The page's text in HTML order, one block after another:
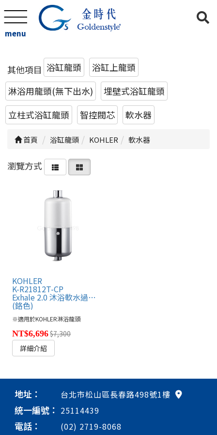
menu
其他項目 浴缸龍頭
浴缸上龍頭
淋浴用龍頭(無下出水)
埋壁式浴缸龍頭
立柱式浴缸龍頭
智控閥芯 軟水器
首頁 浴缸龍頭 KOHLER 軟水器
瀏覽方式
KOHLER
K-R21812T-CP
Exhale 2.0 沐浴軟水過濾器
(鉻色)
※適用於KOHLER淋浴龍頭
NT$6,696$7,300
詳細介紹
地址： 台北市松山區長春路498號1樓
統一編號： 25114439
電話： (02) 2719-8068